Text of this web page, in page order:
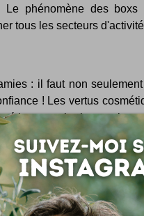
phénomène des boxs
tous les secteurs
: il faut non
! Les vertus
qui piquent la
originale de...
a du chien !
kawaii, comme
ose la silhouette